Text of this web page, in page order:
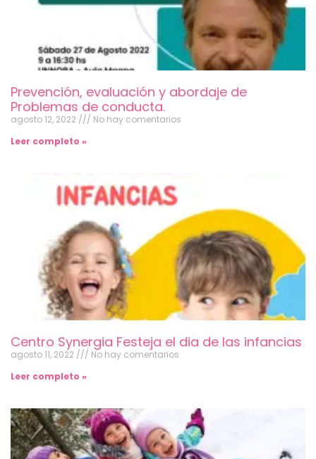
Prevención, evaluación y abordaje de
Problemas de conducta.
agosto 12, 2022
No hay comentarios
Leer completo »
Centro Synergia Festeja el dia de las infancias
agosto 11, 2022
No hay comentarios
Leer completo »